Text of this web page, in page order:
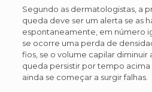
Segundo as dermatologistas, a
queda deve ser um alerta se as
espontaneamente, em número
se ocorre uma perda de
fios, se o volume capilar diminuir
queda persistir por tempo acima
ainda se começar a surgir falhas.